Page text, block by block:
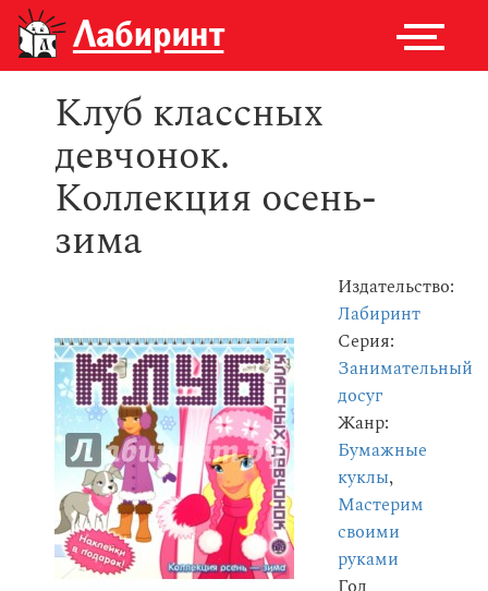
Клуб классных
девчонок.
Коллекция осень-
зима
Издательство:
Лабиринт
Серия:
Занимательный
досуг
Жанр:
Бумажные
куклы,
Мастерим
своими
руками